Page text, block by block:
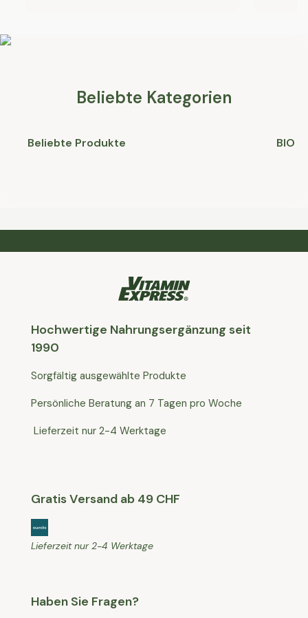
Beliebte Kategorien
Beliebte Produkte BIO
Hochwertige Nahrungsergänzung seit
1990
Sorgfältig ausgewählte Produkte
Persönliche Beratung an 7 Tagen pro Woche
Lieferzeit nur 2-4 Werktage
Gratis Versand ab 49 CHF
Lieferzeit nur 2-4 Werktage
Haben Sie Fragen?